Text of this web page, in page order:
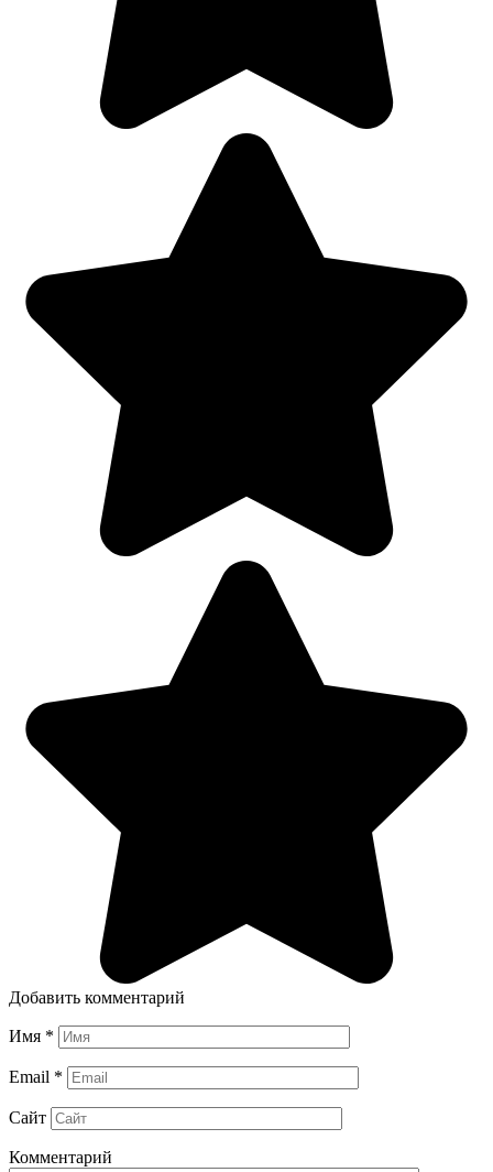
Добавить комментарий
Имя *
Email *
Сайт
Комментарий